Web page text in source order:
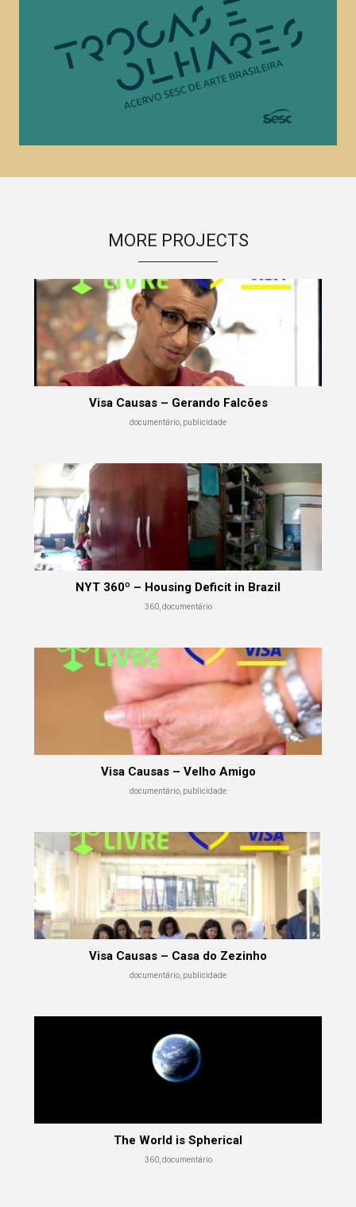
MORE PROJECTS
Visa Causas – Gerando Falcões
documentário, publicidade
NYT 360º – Housing Deficit in Brazil
360, documentário
Visa Causas – Velho Amigo
documentário, publicidade
Visa Causas – Casa do Zezinho
documentário, publicidade
The World is Spherical
360, documentário